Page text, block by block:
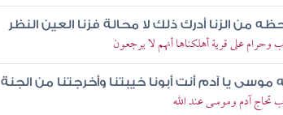
من الزنا أدرك ذلك لا محالة فزنا العين النظر
على قرية أهلكناها أنهم لا يرجعون
يا آدم أنت أبونا خيبتنا وأخرجتنا من الجنة
آدم وموسى عند الله